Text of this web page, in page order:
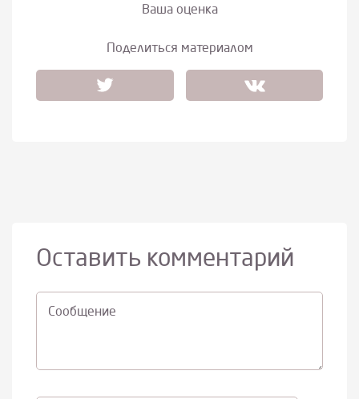
Ваша оценка
Поделиться материалом
Оставить комментарий
Cообщение